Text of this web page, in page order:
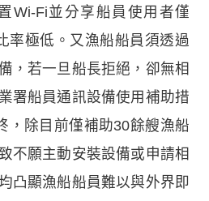
Wi-Fi並分享船員使用者僅
率極低。又漁船船員須透過
，若一旦船長拒絕，卻無相
署船員通訊設備使用補助措
，除目前僅補助30餘艘漁船
不願主動安裝設備或申請相
凸顯漁船船員難以與外界即